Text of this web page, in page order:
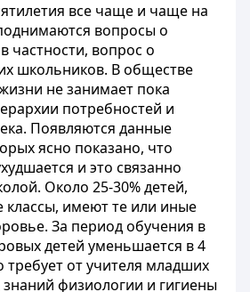
все чаще и чаще на
вопросы о
частности, вопрос о
школьников. В обществе
не занимает пока
потребностей и
Появляются данные
ясно показано, что
и это связанно
Около 25-30% детей,
классы, имеют те или иные
За период обучения в
детей уменьшается в 4
требует от учителя младших
знаний физиологии и гигиены